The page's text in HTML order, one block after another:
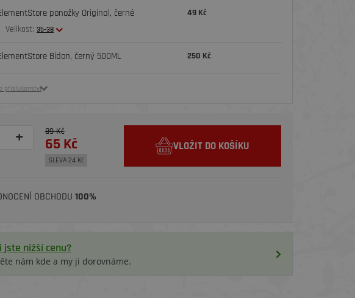
ponožky Original, černé
Velikost: 35-38
49 Kč
Bidon, černý 500ML 250 Kč
příslušenství
+ 89 Kč
65 Kč
SLEVA 24 Kč
VLOŽIT DO KOŠÍKU
OBCHODU 100%
jste nižší cenu?
nám kde a my ji dorovnáme.